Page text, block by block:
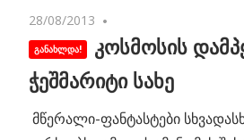
28/08/2013
კოსმოსის
ჭეშმარიტი სახე
მწერალი-ფანტასტები